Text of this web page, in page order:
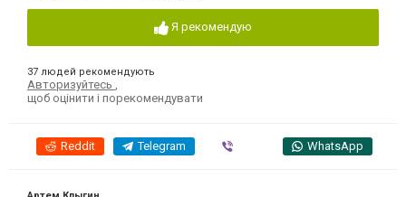
Я рекомендую
37 людей рекомендують
Авторизуйтесь
щоб оцінити і порекомендувати
Reddit Telegram WhatsApp